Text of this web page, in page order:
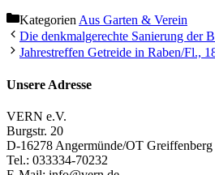
Kategorien Aus Garten & Verein
Die denkmalgerechte Sanierung der
Jahrestreffen Getreide in Raben/Fl.,
Unsere Adresse
VERN e.V.
Burgstr. 20
D-16278 Angermünde/OT Greiffenberg
Tel.: 033334-70232